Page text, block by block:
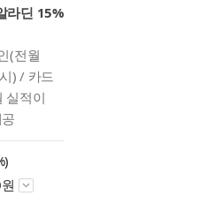
라딘 15%
(전월
) / 카드
실적이